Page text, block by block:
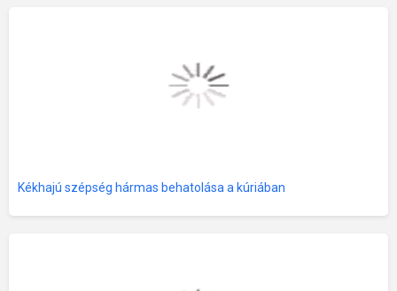
Kékhajú szépség hármas behatolása a kúriában